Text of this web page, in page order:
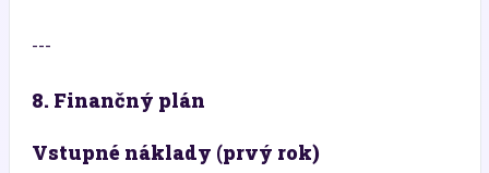
---
8. Finančný plán
Vstupné náklady (prvý rok)